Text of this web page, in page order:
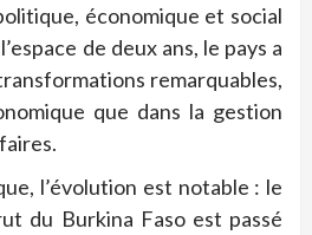
économique et social
de deux ans, le pays a
remarquables,
que dans la gestion
l’évolution est notable : le
du Burkina Faso est passé